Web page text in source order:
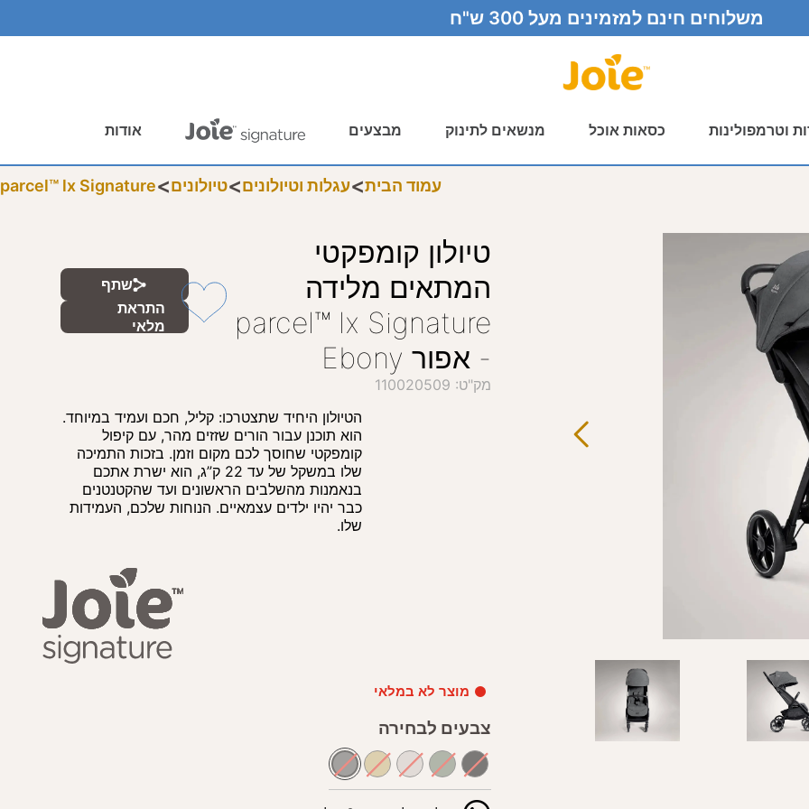
משלוחים חינם למזמינים מעל 300 ש"ח
אודות מבצעים מנשאים לתינוק כסאות אוכל וטרמפולינות
parcel™ lx Signature<טיולונים<עגלות וטיולונים<עמוד הבית
שתף
התראת
מלאי
טיולון קומפקטי
המתאים מלידה
parcel™‎ lx Signature
- אפור Ebony
110020509 :מק"ט
הטיולון היחיד שתצטרכו: קליל, חכם ועמיד במיוחד.
הוא תוכנן עבור הורים שזזים מהר, עם קיפול
קומפקטי שחוסך לכם מקום וזמן. בזכות התמיכה
שלו במשקל של עד 22 ק”ג, הוא ישרת אתכם
בנאמנות מהשלבים הראשונים ועד שהקטנטנים
כבר יהיו ילדים עצמאיים. הנוחות שלכם, העמידות
שלו.
מוצר לא במלאי
צבעים לבחירה
▶